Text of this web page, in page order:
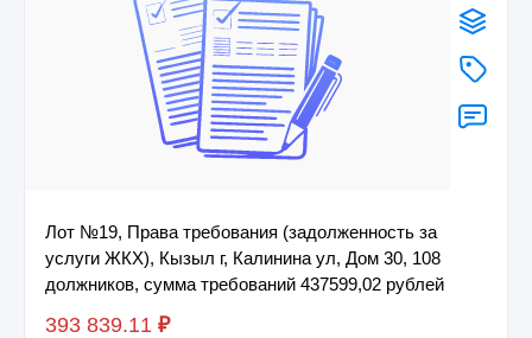
Лот №19, Права требования (задолженность за
услуги ЖКХ), Кызыл г, Калинина ул, Дом 30, 108
должников, сумма требований 437599,02 рублей
393 839.11 ₽